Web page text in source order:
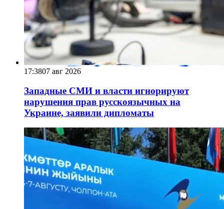
17:3807 авг 2026
Западные СМИ и власти игнорируют
нарушения прав русскоязычных на
Украине, заявили дипломаты